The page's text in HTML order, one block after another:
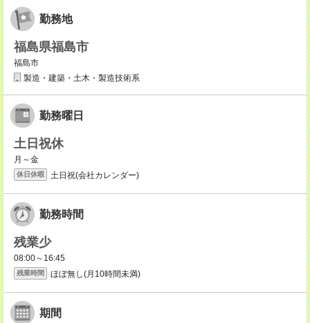
勤務地
福島県福島市
福島市
製造・建築・土木・製造技術系
勤務曜日
土日祝休
月～金
休日休暇 土日祝(会社カレンダー)
勤務時間
残業少
08:00～16:45
残業時間 ほぼ無し(月10時間未満)
期間